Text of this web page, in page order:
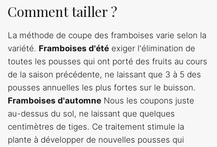
Comment tailler ?
La méthode de coupe des framboises varie selon la
variété. Framboises d'été exiger l'élimination de
toutes les pousses qui ont porté des fruits au cours
de la saison précédente, ne laissant que 3 à 5 des
pousses annuelles les plus fortes sur le buisson.
Framboises d'automne Nous les coupons juste
au-dessus du sol, ne laissant que quelques
centimètres de tiges. Ce traitement stimule la
plante à développer de nouvelles pousses qui